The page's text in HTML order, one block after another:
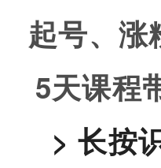
起号、涨
5天课程
> 长按